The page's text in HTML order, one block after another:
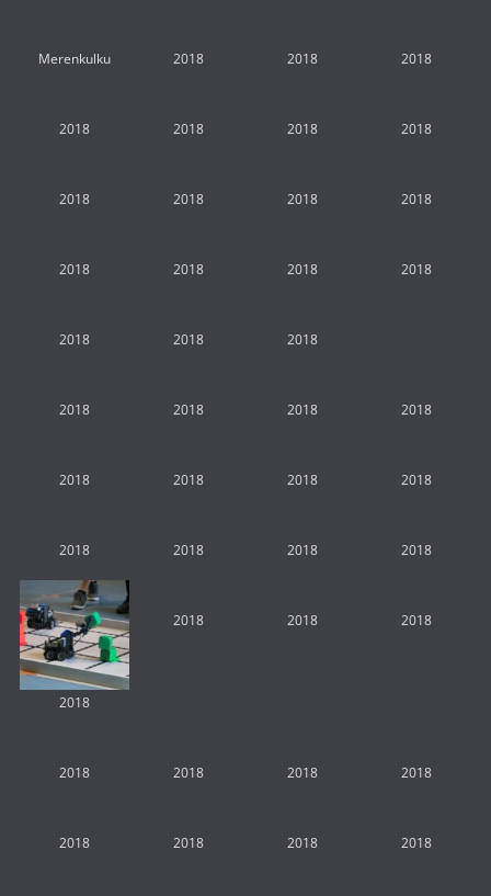
Merenkulku 2018 2018 2018
2018 2018 2018 2018
2018 2018 2018 2018
2018 2018 2018 2018
2018 2018 2018
2018 2018 2018 2018
2018 2018 2018 2018
2018 2018 2018 2018
2018
2018 2018 2018
2018 2018 2018 2018
2018 2018 2018 2018